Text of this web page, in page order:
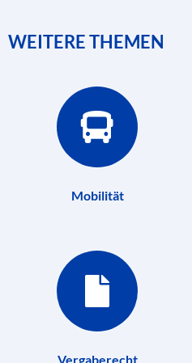
WEITERE THEMEN
Mobilität
Vergaberecht